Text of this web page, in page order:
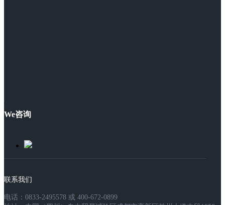
We咨询
联系我们
电话：0833-2495578 或 400-672-0899